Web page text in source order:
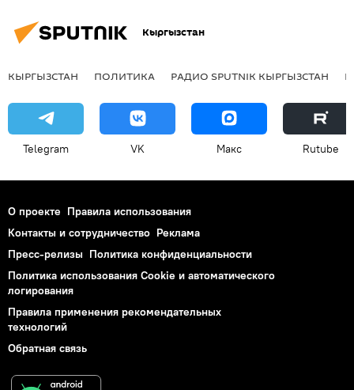
Кыргызстан
КЫРГЫЗСТАН ПОЛИТИКА РАДИО SPUTNIK КЫРГЫЗСТАН
Telegram VK Макс Rutube
О проекте Правила использования
Контакты и сотрудничество Реклама
Пресс-релизы Политика конфиденциальности
Политика использования Cookie и автоматического
логирования
Правила применения рекомендательных
технологий
Обратная связь